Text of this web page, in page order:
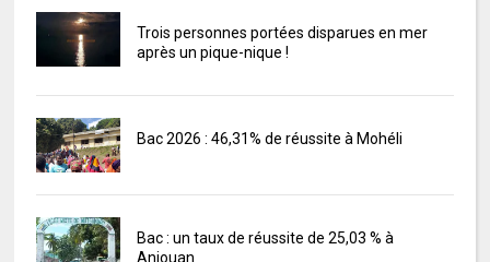
Trois personnes portées disparues en mer
après un pique-nique !
Bac 2026 : 46,31% de réussite à Mohéli
Bac : un taux de réussite de 25,03 % à
Anjouan